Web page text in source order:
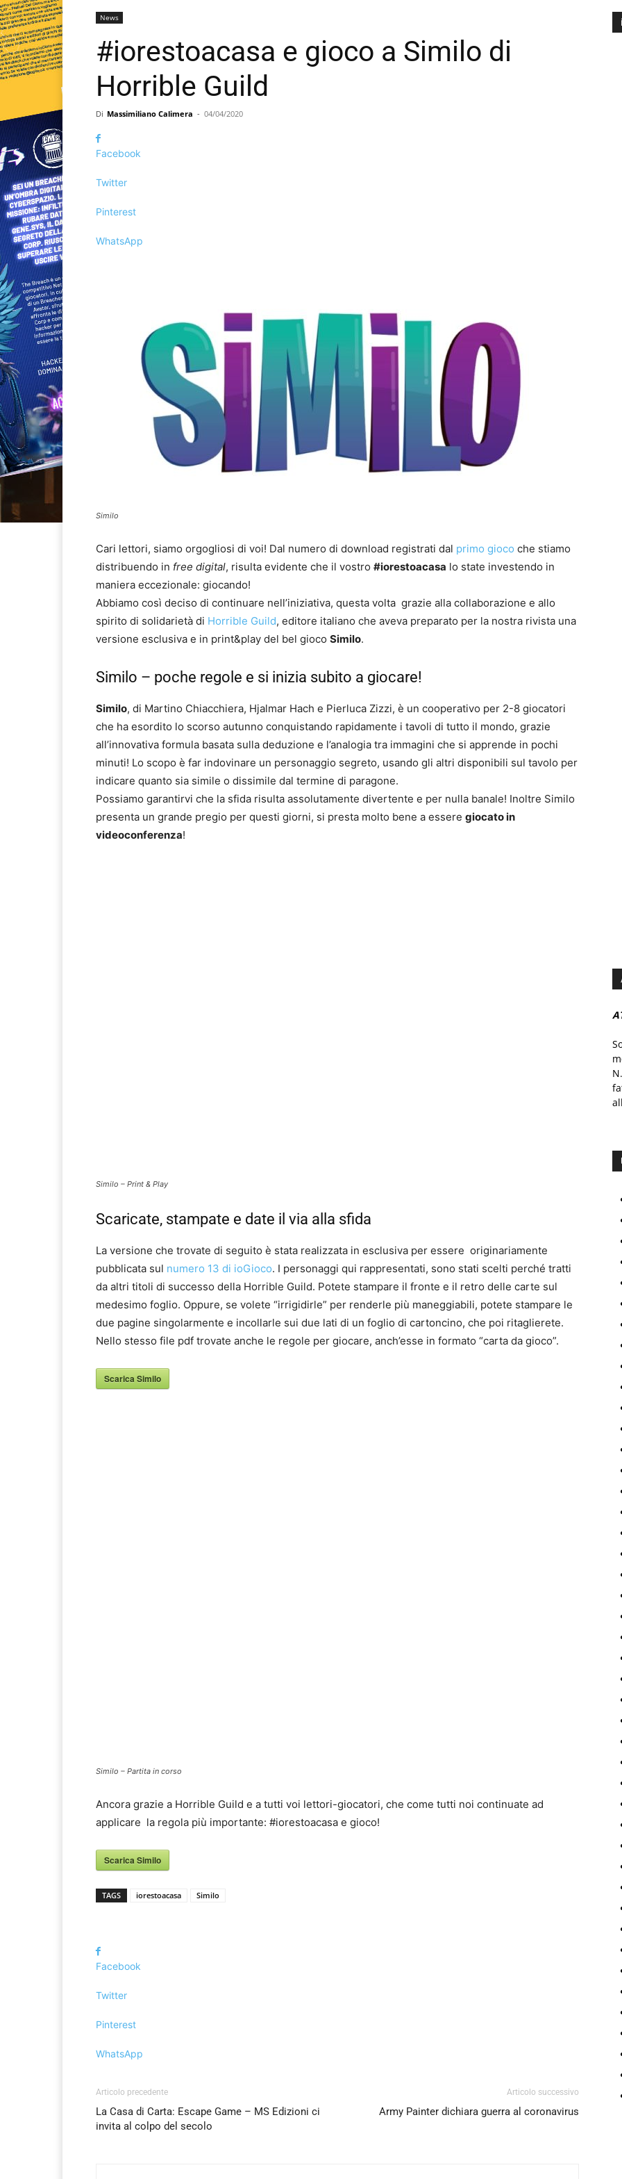
News
#iorestoacasa e gioco a Similo di
Horrible Guild
Di Massimiliano Calimera - 04/04/2020
Facebook
Twitter
Pinterest
WhatsApp
Similo
Cari lettori, siamo orgogliosi di voi! Dal numero di download registrati dal primo gioco che stiamo
distribuendo in free digital, risulta evidente che il vostro #iorestoacasa lo state investendo in
maniera eccezionale: giocando!
Abbiamo così deciso di continuare nell’iniziativa, questa volta grazie alla collaborazione e allo
spirito di solidarietà di Horrible Guild, editore italiano che aveva preparato per la nostra rivista una
versione esclusiva e in print&play del bel gioco Similo.
Similo – poche regole e si inizia subito a giocare!
Similo, di Martino Chiacchiera, Hjalmar Hach e Pierluca Zizzi, è un cooperativo per 2-8 giocatori
che ha esordito lo scorso autunno conquistando rapidamente i tavoli di tutto il mondo, grazie
all’innovativa formula basata sulla deduzione e l’analogia tra immagini che si apprende in pochi
minuti! Lo scopo è far indovinare un personaggio segreto, usando gli altri disponibili sul tavolo per
indicare quanto sia simile o dissimile dal termine di paragone.
Possiamo garantirvi che la sfida risulta assolutamente divertente e per nulla banale! Inoltre Similo
presenta un grande pregio per questi giorni, si presta molto bene a essere giocato in
videoconferenza!
Similo – Print & Play
Scaricate, stampate e date il via alla sfida
La versione che trovate di seguito è stata realizzata in esclusiva per essere originariamente
pubblicata sul numero 13 di ioGioco. I personaggi qui rappresentati, sono stati scelti perché tratti
da altri titoli di successo della Horrible Guild. Potete stampare il fronte e il retro delle carte sul
medesimo foglio. Oppure, se volete “irrigidirle” per renderle più maneggiabili, potete stampare le
due pagine singolarmente e incollarle sui due lati di un foglio di cartoncino, che poi ritaglierete.
Nello stesso file pdf trovate anche le regole per giocare, anch’esse in formato “carta da gioco”.
Scarica Similo
Similo – Partita in corso
Ancora grazie a Horrible Guild e a tutti voi lettori-giocatori, che come tutti noi continuate ad
applicare la regola più importante: #iorestoacasa e gioco!
Scarica Similo
TAGS iorestoacasa Similo
Facebook
Twitter
Pinterest
WhatsApp
Articolo precedente
La Casa di Carta: Escape Game – MS Edizioni ci
invita al colpo del secolo
Articolo successivo
Army Painter dichiara guerra al coronavirus